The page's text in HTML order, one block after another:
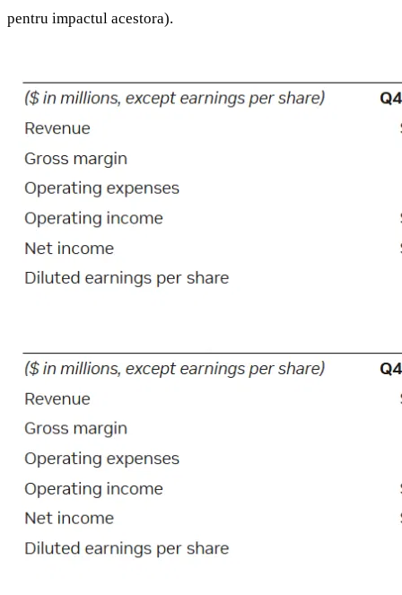
pentru impactul acestora).